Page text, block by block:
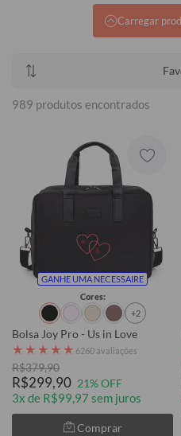
Carregar
989 produtos encontrados
GANHE UMA NECESSAIRE
Cores:
+2
Bolsa Joy Pro - Us in Love
★ ★ ★ ★ ★ 6260 avaliações
R$379,90
R$299,90 21% OFF
3x de R$99,97 sem juros
Comprar